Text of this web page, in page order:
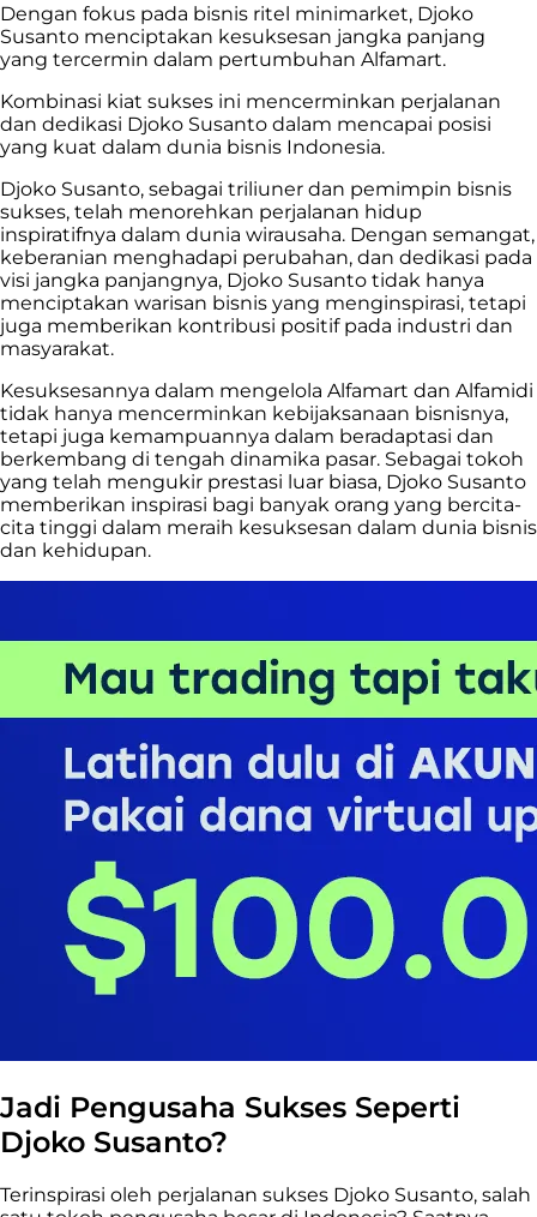
Dengan fokus pada bisnis ritel minimarket, Djoko
Susanto menciptakan kesuksesan jangka panjang
yang tercermin dalam pertumbuhan Alfamart.
Kombinasi kiat sukses ini mencerminkan perjalanan
dan dedikasi Djoko Susanto dalam mencapai posisi
yang kuat dalam dunia bisnis Indonesia.
Djoko Susanto, sebagai triliuner dan pemimpin bisnis
sukses, telah menorehkan perjalanan hidup
inspiratifnya dalam dunia wirausaha. Dengan semangat,
keberanian menghadapi perubahan, dan dedikasi pada
visi jangka panjangnya, Djoko Susanto tidak hanya
menciptakan warisan bisnis yang menginspirasi, tetapi
juga memberikan kontribusi positif pada industri dan
masyarakat.
Kesuksesannya dalam mengelola Alfamart dan Alfamidi
tidak hanya mencerminkan kebijaksanaan bisnisnya,
tetapi juga kemampuannya dalam beradaptasi dan
berkembang di tengah dinamika pasar. Sebagai tokoh
yang telah mengukir prestasi luar biasa, Djoko Susanto
memberikan inspirasi bagi banyak orang yang bercita-
cita tinggi dalam meraih kesuksesan dalam dunia bisnis
dan kehidupan.
Jadi Pengusaha Sukses Seperti
Djoko Susanto?
Terinspirasi oleh perjalanan sukses Djoko Susanto, salah